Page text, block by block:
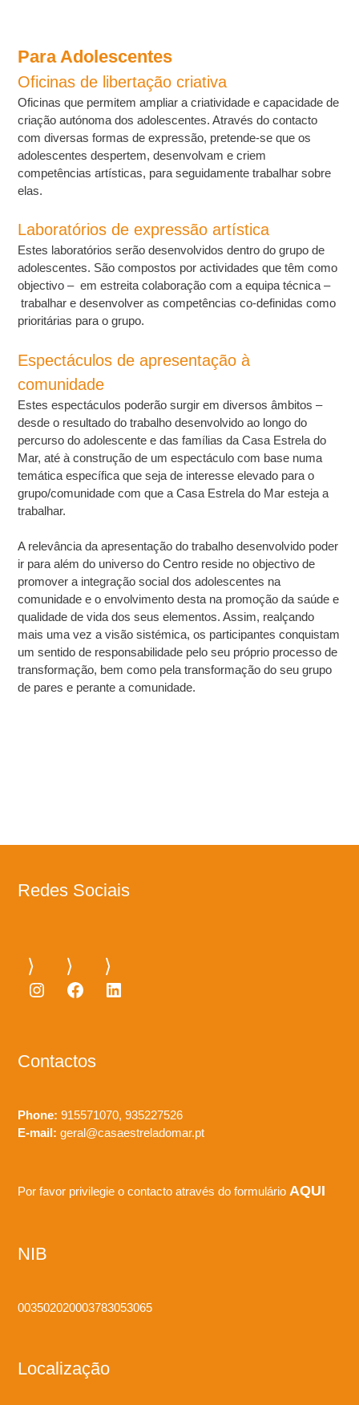
Para Adolescentes
Oficinas de libertação criativa
Oficinas que permitem ampliar a criatividade e capacidade de
criação autónoma dos adolescentes. Através do contacto
com diversas formas de expressão, pretende-se que os
adolescentes despertem, desenvolvam e criem
competências artísticas, para seguidamente trabalhar sobre
elas.
Laboratórios de expressão artística
Estes laboratórios serão desenvolvidos dentro do grupo de
adolescentes. São compostos por actividades que têm como
objectivo – em estreita colaboração com a equipa técnica –
trabalhar e desenvolver as competências co-definidas como
prioritárias para o grupo.
Espectáculos de apresentação à
comunidade
Estes espectáculos poderão surgir em diversos âmbitos –
desde o resultado do trabalho desenvolvido ao longo do
percurso do adolescente e das famílias da Casa Estrela do
Mar, até à construção de um espectáculo com base numa
temática específica que seja de interesse elevado para o
grupo/comunidade com que a Casa Estrela do Mar esteja a
trabalhar.
A relevância da apresentação do trabalho desenvolvido poder
ir para além do universo do Centro reside no objectivo de
promover a integração social dos adolescentes na
comunidade e o envolvimento desta na promoção da saúde e
qualidade de vida dos seus elementos. Assim, realçando
mais uma vez a visão sistémica, os participantes conquistam
um sentido de responsabilidade pelo seu próprio processo de
transformação, bem como pela transformação do seu grupo
de pares e perante a comunidade.
Redes Sociais
Instagram
Facebook
LinkedIn
Contactos
Phone: 915571070, 935227526
E-mail: geral@casaestreladomar.pt
Por favor privilegie o contacto através do formulário AQUI
NIB
003502020003783053065
Localização